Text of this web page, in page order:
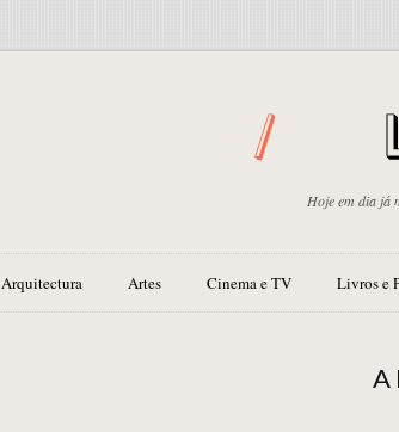
Hoje em dia já
Arquitectura Artes Cinema e TV Livros e
A